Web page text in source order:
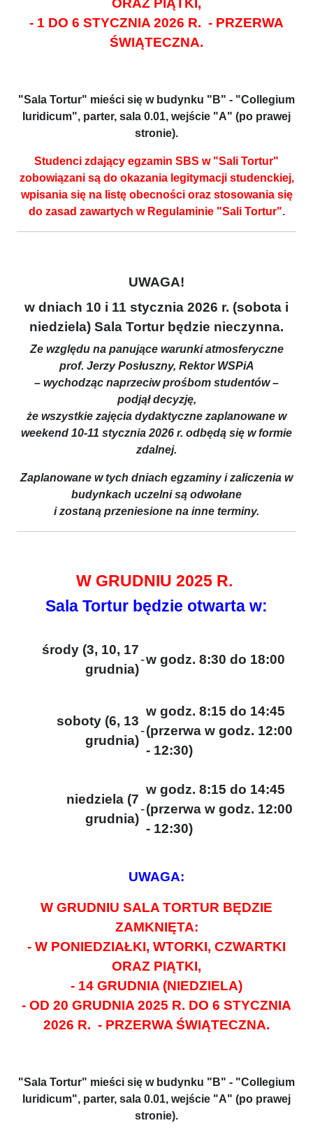
ORAZ PIĄTKI,
- 1 DO 6 STYCZNIA 2026 R. - PRZERWA
ŚWIĄTECZNA.
"Sala Tortur" mieści się w budynku "B" - "Collegium
Iuridicum", parter, sala 0.01, wejście "A" (po prawej
stronie).
Studenci zdający egzamin SBS w "Sali Tortur"
zobowiązani są do okazania legitymacji studenckiej,
wpisania się na listę obecności oraz stosowania się
do zasad zawartych w Regulaminie "Sali Tortur".
UWAGA!
w dniach 10 i 11 stycznia 2026 r. (sobota i
niedziela) Sala Tortur będzie nieczynna.
Ze względu na panujące warunki atmosferyczne
prof. Jerzy Posłuszny, Rektor WSPiA
– wychodząc naprzeciw prośbom studentów –
podjął decyzję,
że wszystkie zajęcia dydaktyczne zaplanowane w
weekend 10-11 stycznia 2026 r. odbędą się w formie
zdalnej.
Zaplanowane w tych dniach egzaminy i zaliczenia w
budynkach uczelni są odwołane
i zostaną przeniesione na inne terminy.
W GRUDNIU 2025 R.
Sala Tortur będzie otwarta w:
środy (3, 10, 17
grudnia)
-w godz. 8:30 do 18:00
soboty (6, 13
grudnia)
-
w godz. 8:15 do 14:45
(przerwa w godz. 12:00
- 12:30)
niedziela (7
grudnia)
-
w godz. 8:15 do 14:45
(przerwa w godz. 12:00
- 12:30)
UWAGA:
W GRUDNIU SALA TORTUR BĘDZIE
ZAMKNIĘTA:
- W PONIEDZIAŁKI, WTORKI, CZWARTKI
ORAZ PIĄTKI,
- 14 GRUDNIA (NIEDZIELA)
- OD 20 GRUDNIA 2025 R. DO 6 STYCZNIA
2026 R. - PRZERWA ŚWIĄTECZNA.
"Sala Tortur" mieści się w budynku "B" - "Collegium
Iuridicum", parter, sala 0.01, wejście "A" (po prawej
stronie).